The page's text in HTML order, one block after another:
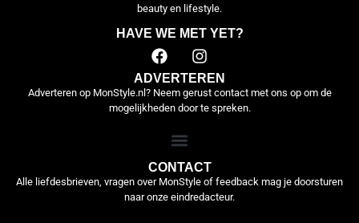
beauty en lifestyle.
HAVE WE MET YET?
ADVERTEREN
Adverteren op MonStyle.nl? Neem gerust contact met ons op om de
mogelijkheden door te spreken.
CONTACT
Alle liefdesbrieven, vragen over MonStyle of feedback mag je doorsturen
naar onze eindredacteur.